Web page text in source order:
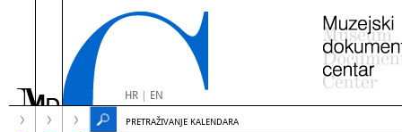
HR| EN
PRETRAŽIVANJE KALENDARA